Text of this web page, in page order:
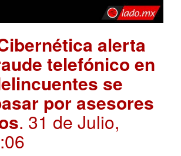
alerta
telefónico en
se
por asesores
. 31 de Julio,